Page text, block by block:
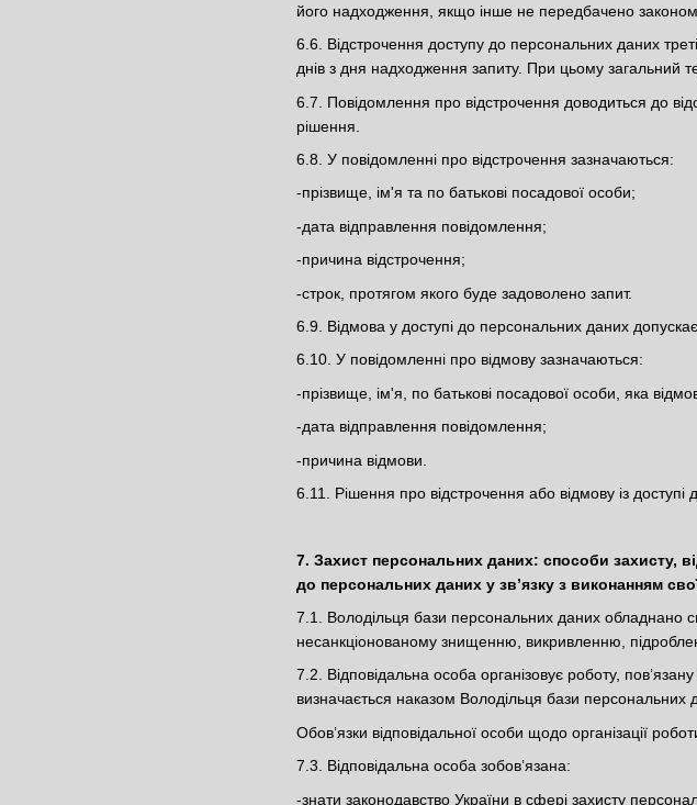
його надходження, якщо інше не передбачено законом.
6.6. Відстрочення доступу до персональних даних
днів з дня надходження запиту. При цьому загальний
6.7. Повідомлення про відстрочення доводиться до
рішення.
6.8. У повідомленні про відстрочення зазначаються:
-прізвище, ім'я та по батькові посадової особи;
-дата відправлення повідомлення;
-причина відстрочення;
-строк, протягом якого буде задоволено запит.
6.9. Відмова у доступі до персональних даних
6.10. У повідомленні про відмову зазначаються:
-прізвище, ім'я, по батькові посадової особи, яка
-дата відправлення повідомлення;
-причина відмови.
6.11. Рішення про відстрочення або відмову із
7. Захист персональних даних: способи захисту,
до персональних даних у зв’язку з виконанням
7.1. Володільця бази персональних даних обладнано
несанкціонованому знищенню, викривленню,
7.2. Відповідальна особа організовує роботу,
визначається наказом Володільця бази персональних
Обов’язки відповідальної особи щодо організації
7.3. Відповідальна особа зобов’язана:
-знати законодавство України в сфері захисту